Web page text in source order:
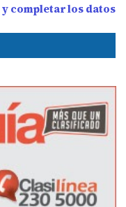
completar los datos